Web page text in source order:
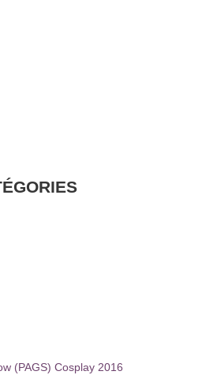
(PAGS) Cosplay 2016